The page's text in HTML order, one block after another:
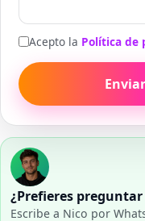
Acepto la Política de
¿Prefieres
Escribe a Nico por